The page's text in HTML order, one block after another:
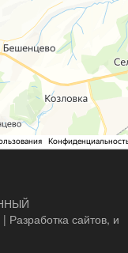
| Разработка сайтов, и